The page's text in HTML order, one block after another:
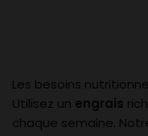
Les besoins
Utilisez un engrais
chaque semaine.